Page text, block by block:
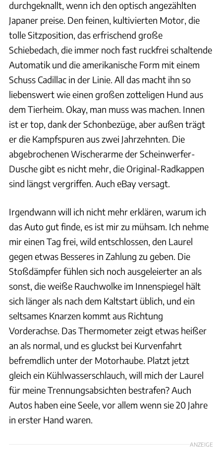
durchgeknallt, wenn ich den optisch angezählten
Japaner preise. Den feinen, kultivierten Motor, die
tolle Sitzposition, das erfrischend große
Schiebedach, die immer noch fast ruckfrei schaltende
Automatik und die amerikanische Form mit einem
Schuss Cadillac in der Linie. All das macht ihn so
liebenswert wie einen großen zotteligen Hund aus
dem Tierheim. Okay, man muss was machen. Innen
ist er top, dank der Schonbezüge, aber außen trägt
er die Kampfspuren aus zwei Jahrzehnten. Die
abgebrochenen Wischerarme der Scheinwerfer-
Dusche gibt es nicht mehr, die Original-Radkappen
sind längst vergriffen. Auch eBay versagt.
Irgendwann will ich nicht mehr erklären, warum ich
das Auto gut finde, es ist mir zu mühsam. Ich nehme
mir einen Tag frei, wild entschlossen, den Laurel
gegen etwas Besseres in Zahlung zu geben. Die
Stoßdämpfer fühlen sich noch ausgeleierter an als
sonst, die weiße Rauchwolke im Innenspiegel hält
sich länger als nach dem Kaltstart üblich, und ein
seltsames Knarzen kommt aus Richtung
Vorderachse. Das Thermometer zeigt etwas heißer
an als normal, und es gluckst bei Kurvenfahrt
befremdlich unter der Motorhaube. Platzt jetzt
gleich ein Kühlwasserschlauch, will mich der Laurel
für meine Trennungsabsichten bestrafen? Auch
Autos haben eine Seele, vor allem wenn sie 20 Jahre
in erster Hand waren.
ANZEIGE